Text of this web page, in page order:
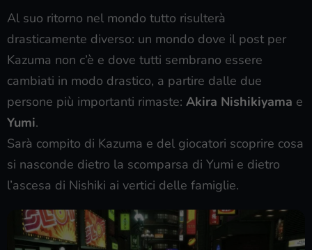
Al suo ritorno nel mondo tutto risulterà
drasticamente diverso: un mondo dove il post per
Kazuma non c’è e dove tutti sembrano essere
cambiati in modo drastico, a partire dalle due
persone più importanti rimaste: Akira Nishikiyama e
Yumi.
Sarà compito di Kazuma e del giocatori scoprire cosa
si nasconde dietro la scomparsa di Yumi e dietro
l’ascesa di Nishiki ai vertici delle famiglie.